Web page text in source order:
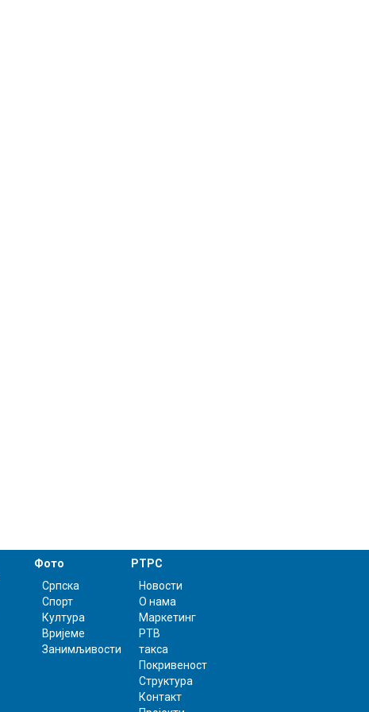
Фото
Српска
Спорт
Култура
Вријеме
Занимљивости
РТРС
Новости
О нама
Маркетинг
РТВ
такса
Покривеност
Структура
Контакт